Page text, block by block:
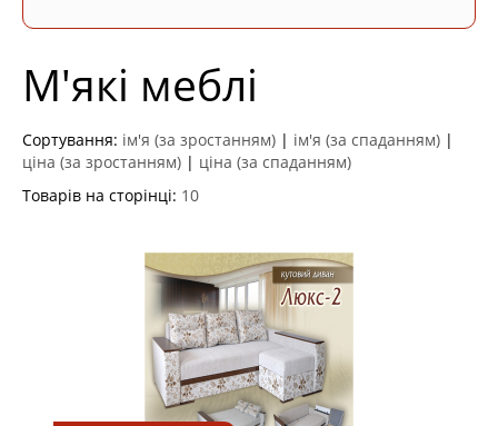
М'які меблі
Сортування: ім'я (за зростанням) | ім'я (за спаданням) |
ціна (за зростанням) | ціна (за спаданням)
Товарів на сторінці: 10